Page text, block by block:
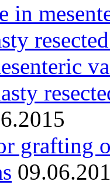
in
grafting